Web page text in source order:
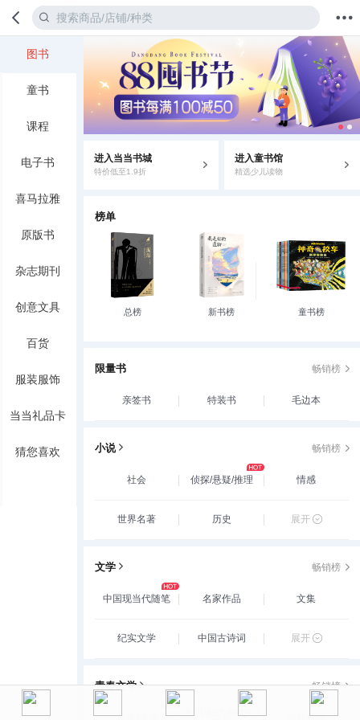
值得买 我的当当
图书
童书
课程
电子书
喜马拉雅
原版书
杂志期刊
创意文具
百货
服装服饰
当当礼品卡
猜您喜欢
进入当当书城
特价低至1.9折
进入童书馆
精选少儿读物
榜单
总榜 新书榜 童书榜
限量书 畅销榜
亲签书 特装书 毛边本
小说 畅销榜
社会 侦探/悬疑/推理 情感
世界名著 历史 展开
文学 畅销榜
中国现当代随笔 名家作品 文集
纪实文学 中国古诗词 展开
青春文学 畅销榜
玄幻/新武侠/魔幻/